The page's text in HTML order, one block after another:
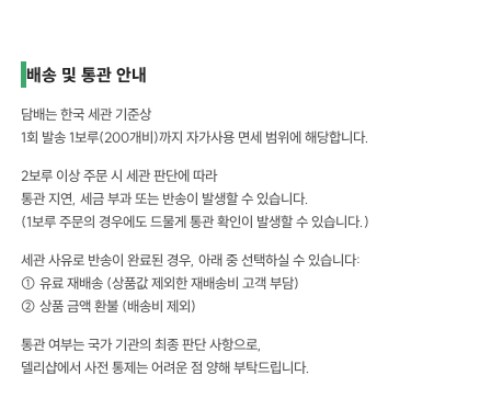
배송 및 통관 안내
담배는 한국 세관 기준상
1회 발송 1보루(200개비)까지 자가사용 면세 범위에 해당합니다.
2보루 이상 주문 시 세관 판단에 따라
통관 지연, 세금 부과 또는 반송이 발생할 수 있습니다.
(1보루 주문의 경우에도 드물게 통관 확인이 발생할 수 있습니다.)
세관 사유로 반송이 완료된 경우, 아래 중 선택하실 수 있습니다:
① 유료 재배송 (상품값 제외한 재배송비 고객 부담)
② 상품 금액 환불 (배송비 제외)
통관 여부는 국가 기관의 최종 판단 사항으로,
델리샵에서 사전 통제는 어려운 점 양해 부탁드립니다.